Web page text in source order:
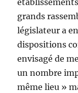
grands
législateur a
dispositions
envisagé de
un nombre
même lieu »